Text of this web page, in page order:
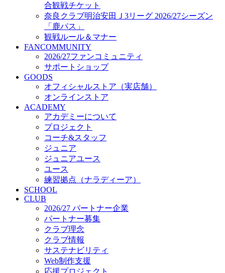
練習拠点（ナラディーア）
SCHOOL
2026/27 パートナー企業
パートナー募集
クラブ理念
クラブ情報
サステナビリティ
Web制作支援
応援プロジェクト
合観戦チケット
奈良クラブ明治安田Ｊ3リーグ 2026/27シーズン
「鹿パス」
観戦ルール＆マナー
FANCOMMUNITY
2026/27ファンコミュニティ
サポートショップ
GOODS
オフィシャルストア（実店舗）
オンラインストア
ACADEMY
アカデミーについて
プロジェクト
コーチ&スタッフ
ジュニア
ジュニアユース
ユース
練習拠点（ナラディーア）
SCHOOL
CLUB
2026/27 パートナー企業
パートナー募集
クラブ理念
クラブ情報
サステナビリティ
Web制作支援
応援プロジェクト